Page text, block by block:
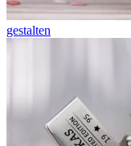
gestalten